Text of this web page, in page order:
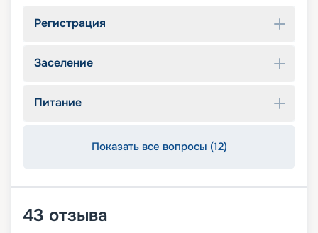
Регистрация
Заселение
Питание
Показать все вопросы (12)
43 отзыва